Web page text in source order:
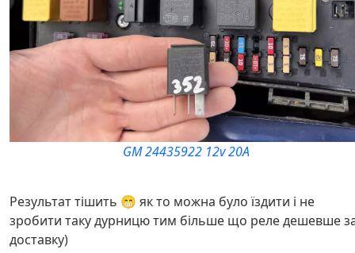
GM 24435922 12v 20A
Результат тішить 😁 як то можна було їздити і не
зробити таку дурницю тим більше що реле дешевше
доставку)